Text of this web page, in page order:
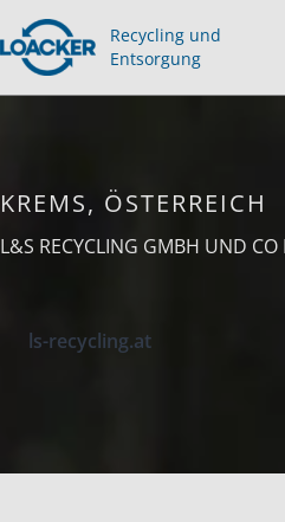
Recycling und
Entsorgung
KREMS, ÖSTERREICH
L&S RECYCLING GMBH UND CO
ls-recycling.at